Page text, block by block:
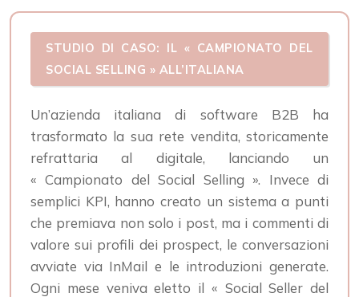
STUDIO DI CASO: IL « CAMPIONATO DEL
SOCIAL SELLING » ALL’ITALIANA
Un’azienda italiana di software B2B ha
trasformato la sua rete vendita, storicamente
refrattaria al digitale, lanciando un
« Campionato del Social Selling ». Invece di
semplici KPI, hanno creato un sistema a punti
che premiava non solo i post, ma i commenti di
valore sui profili dei prospect, le conversazioni
avviate via InMail e le introduzioni generate.
Ogni mese veniva eletto il « Social Seller del